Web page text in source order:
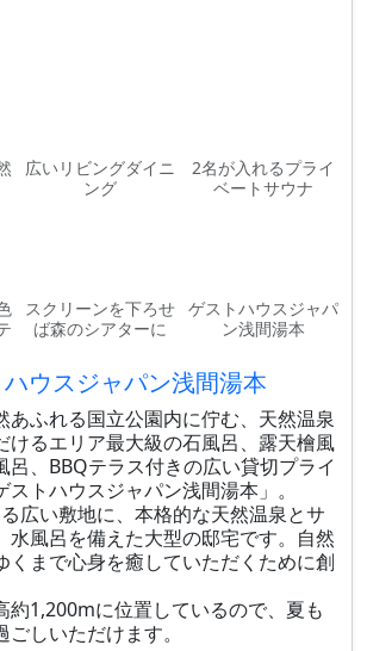
広いリビングダイニ
ング
2名が入れるプライ
ベートサウナ
スクリーンを下ろせ
ば森のシアターに
ゲストハウスジャパ
ン浅間湯本
ウスジャパン浅間湯本
あふれる国立公園内に佇む、天然温泉
けるエリア最大級の石風呂、露天檜風
呂、BBQテラス付きの広い貸切プライ
トハウスジャパン浅間湯本」。
広い敷地に、本格的な天然温泉とサ
水風呂を備えた大型の邸宅です。自然
くまで心身を癒していただくために創
約1,200mに位置しているので、夏も
しいただけます。